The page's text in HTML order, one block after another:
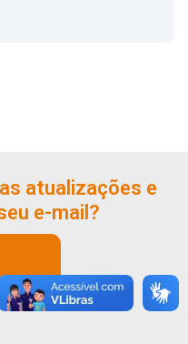
atualizações e
e-mail?